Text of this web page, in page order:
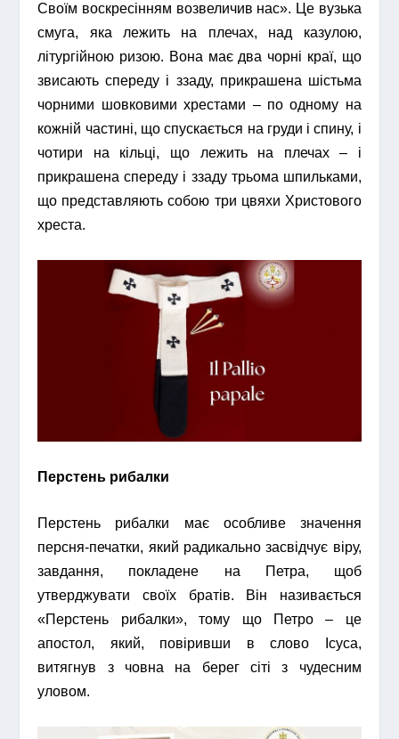
Своїм воскресінням возвеличив нас». Це вузька
смуга, яка лежить на плечах, над казулою,
літургійною ризою. Вона має два чорні краї, що
звисають спереду і ззаду, прикрашена шістьма
чорними шовковими хрестами – по одному на
кожній частині, що спускається на груди і спину, і
чотири на кільці, що лежить на плечах – і
прикрашена спереду і ззаду трьома шпильками,
що представляють собою три цвяхи Христового
хреста.
Перстень рибалки
Перстень рибалки має особливе значення
персня-печатки, який радикально засвідчує віру,
завдання, покладене на Петра, щоб
утверджувати своїх братів. Він називається
«Перстень рибалки», тому що Петро – це
апостол, який, повіривши в слово Ісуса,
витягнув з човна на берег сіті з чудесним
уловом.